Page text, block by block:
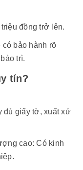
đồng trở lên.
bảo hành rõ
trì.
tín?
đủ giấy tờ, xuất xứ
cao: Có kinh